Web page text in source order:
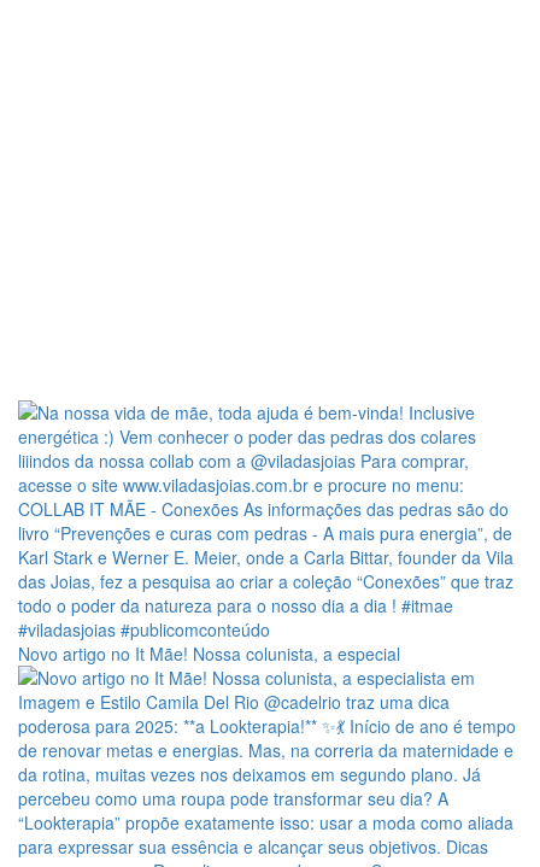
Novo artigo no It Mãe! Nossa colunista, a especial